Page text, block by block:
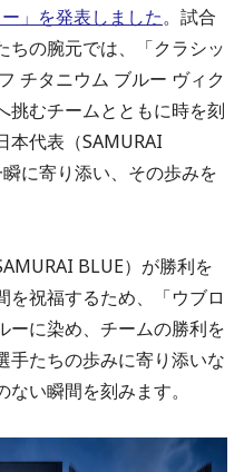
」を発表しました。試合
ちの腕元では、「クラシッ
チタニウム ブルー ヴィク
挑むチームとともに時を刻
本代表（SAMURAI
に寄り添い、その歩みを
BLUE）が勝利を
を祝福するため、「ウブロ
ーに染め、チームの勝利を
手たちの歩みに寄り添いな
い瞬間を刻みます。